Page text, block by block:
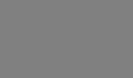
zwischen
Bots zu
Dies ist für
Vorteil,